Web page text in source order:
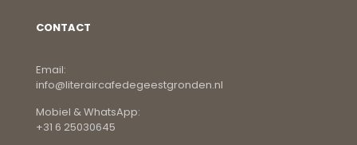
CONTACT
Email:
info@literaircafedegeestgronden.nl
Mobiel & WhatsApp:
+31 6 25030645